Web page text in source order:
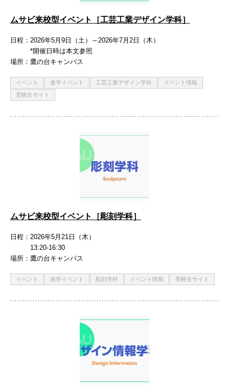
ムサビ来校型イベント［工芸工業デザイン学科］
日程
2026年5月9日（土）～2026年7月2日（木）
*開催日時は本文参照
場所
鷹の台キャンパス
イベント 進学イベント 工芸工業デザイン学科
イベント情報
受験生サイト
ムサビ来校型イベント［彫刻学科］
日程
2026年5月21日（木）
13:20-16:30
場所
鷹の台キャンパス
イベント 進学イベント 彫刻学科 イベント情報 受験生サイト